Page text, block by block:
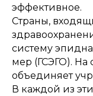
эффективное.
Страны,
систему
мер (ГСЭГО).
объединяет
В каждой из